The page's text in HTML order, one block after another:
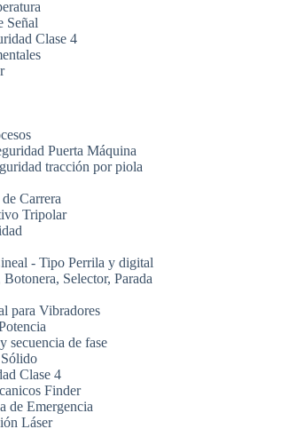
Señal
Clase 4
Puerta Máquina
tracción por piola
Carrera
Tripolar
- Tipo Perrila y digital
Selector, Parada
para Vibradores
secuencia de fase
Clase 4
Finder
de Emergencia
Láser